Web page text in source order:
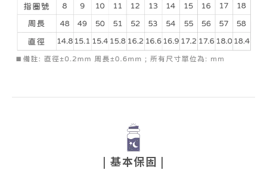
| 基本保固 |